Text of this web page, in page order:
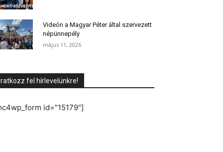
Videón a Magyar Péter által szervezett
népünnepély
május 11, 2026
fel hírlevelünkre!
id="15179"]